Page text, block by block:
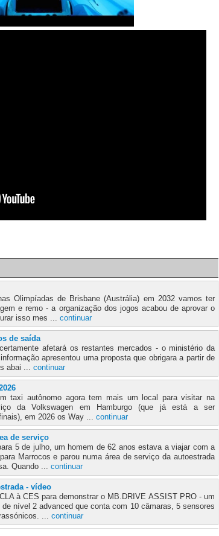
Olimpíadas de Brisbane (Austrália) em 2032 vamos ter
e remo - a organização dos jogos acabou de aprovar o
isso mes ... continuar
de saída
afetará os restantes mercados - o ministério da
apresentou uma proposta que obrigara a partir de
abai ... continuar
taxi autônomo agora tem mais um local para visitar na
da Volkswagen em Hamburgo (que já está a ser
em 2026 os Way ... continuar
de serviço
5 de julho, um homem de 62 anos estava a viajar com a
Marrocos e parou numa área de serviço da autoestrada
Quando ... continuar
- vídeo
à CES para demonstrar o MB.DRIVE ASSIST PRO - um
nível 2 advanced que conta com 10 câmaras, 5 sensores
... continuar